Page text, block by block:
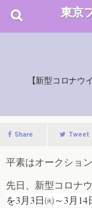
東京
【新型コロナウ
Share Tweet
平素はオークショ
先日、新型コロナ
を3月3日㈫～3月14